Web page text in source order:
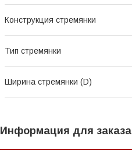
Конструкция стремянки
Тип стремянки
Ширина стремянки (D)
Информация для заказа